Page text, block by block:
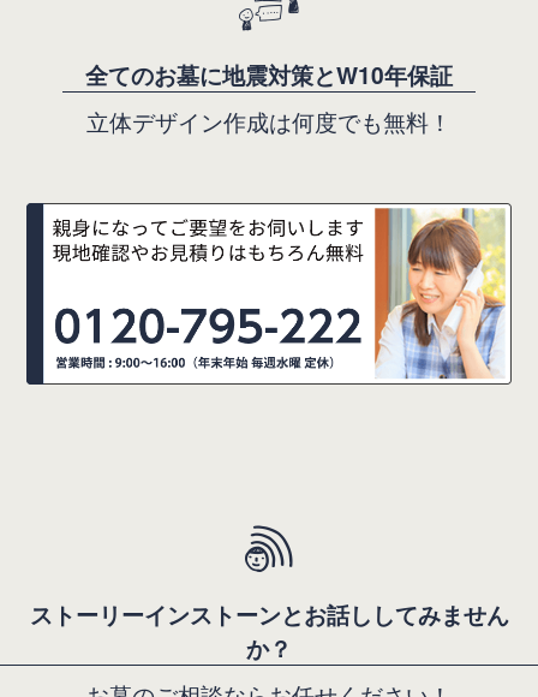
全てのお墓に地震対策とW10年保証
立体デザイン作成は何度でも無料！
ストーリーインストーンとお話ししてみません
か？